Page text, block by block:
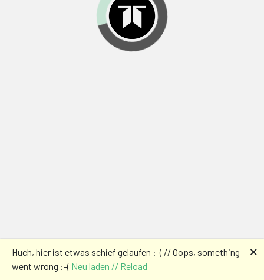
Huch, hier ist etwas schief gelaufen :-( // Oops, something
went wrong :-( Neu laden // Reload
🗙